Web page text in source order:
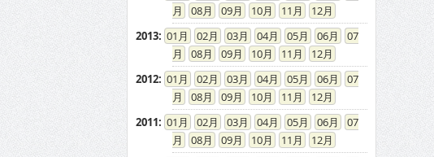
08
09 10 11
12
2013: 01 02 03 04 05 06
07
08
09 10 11
12
2012: 01 02 03 04 05 06
07
08
09 10 11
12
2011: 01 02 03 04 05 06
07
08
09 10 11
12